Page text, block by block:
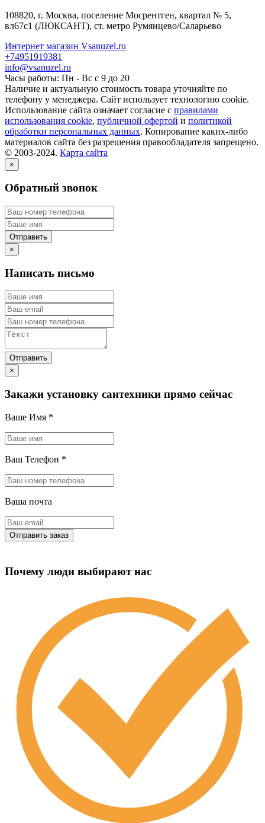
108820, г. Москва, поселение Мосрентген, квартал № 5,
вл67с1 (ЛЮКСАНТ), ст. метро Румянцево/Саларьево
Интернет магазин Vsanuzel.ru
+74951919381
info@vsanuzel.ru
Часы работы: Пн - Вс с 9 до 20
Наличие и актуальную стоимость товара уточняйте по
телефону у менеджера. Сайт использует технологию cookie.
Использование сайта означает согласие с правилами
использования cookie, публичной офертой и политикой
обработки персональных данных. Копирование каких-либо
материалов сайта без разрешения правообладателя запрещено.
© 2003-2024. Карта сайта
×
Обратный звонок
×
Написать письмо
×
Закажи установку сантехники прямо сейчас
Ваше Имя *
Ваш Телефон *
Ваша почта
Почему люди выбирают нас